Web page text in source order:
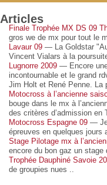
Articles
Finale Trophée MX DS 09
gros we de mx pour tout le
Lavaur 09 — La Goldstar
Vincent Vialars à la
Lugnorre 2009 — Encore
incontournable et le grand
Jim Holt et René Penne. La
Motocross à l’ancienne
bouge dans le mx à
des critères d’admission en
Motocross Espagne 09 — Je
épreuves en quelques jours
Stage Pilotage mx à
encore du bon gaz un stage
Trophée Dauphiné Savoie
de groupies nues ..